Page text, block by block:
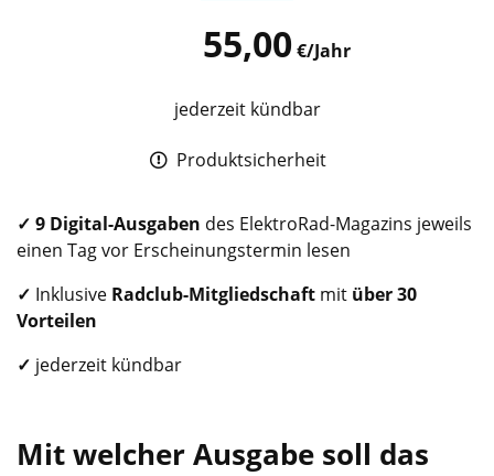
55,00€/Jahr
jederzeit kündbar
Produktsicherheit
✓ 9 Digital-Ausgaben des ElektroRad-Magazins jeweils
einen Tag vor Erscheinungstermin lesen
✓ Inklusive Radclub-Mitgliedschaft mit über 30
Vorteilen
✓ jederzeit kündbar
Mit welcher Ausgabe soll das